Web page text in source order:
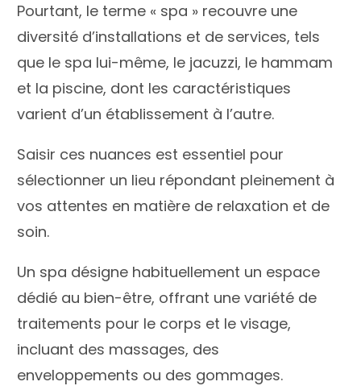
Pourtant, le terme « spa » recouvre une
diversité d’installations et de services, tels
que le spa lui-même, le jacuzzi, le hammam
et la piscine, dont les caractéristiques
varient d’un établissement à l’autre.
Saisir ces nuances est essentiel pour
sélectionner un lieu répondant pleinement à
vos attentes en matière de relaxation et de
soin.
Un spa désigne habituellement un espace
dédié au bien-être, offrant une variété de
traitements pour le corps et le visage,
incluant des massages, des
enveloppements ou des gommages.